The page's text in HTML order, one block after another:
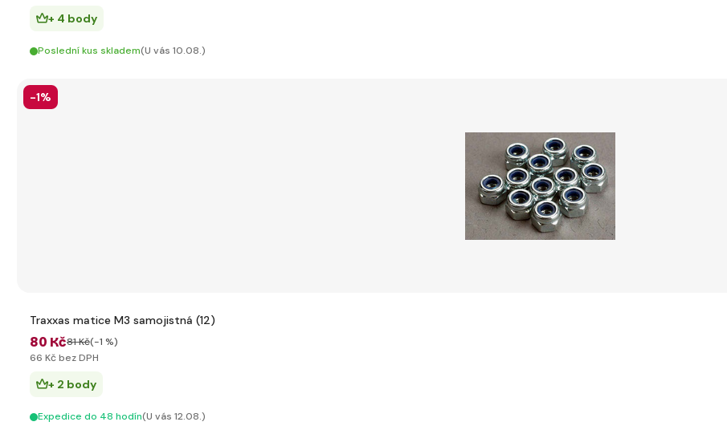
+ 4 body
Poslední kus skladem(U vás 10.08.)
-1%
Traxxas matice M3 samojistná (12)
80 Kč81 Kč(-1 %)
66 Kč bez DPH
+ 2 body
Expedice do 48 hodín(U vás 12.08.)